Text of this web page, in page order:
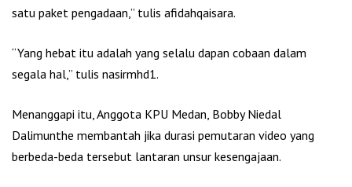
satu paket pengadaan,” tulis afidahqaisara.
“Yang hebat itu adalah yang selalu dapan cobaan dalam
segala hal,” tulis nasirmhd1.
Menanggapi itu, Anggota KPU Medan, Bobby Niedal
Dalimunthe membantah jika durasi pemutaran video yang
berbeda-beda tersebut lantaran unsur kesengajaan.